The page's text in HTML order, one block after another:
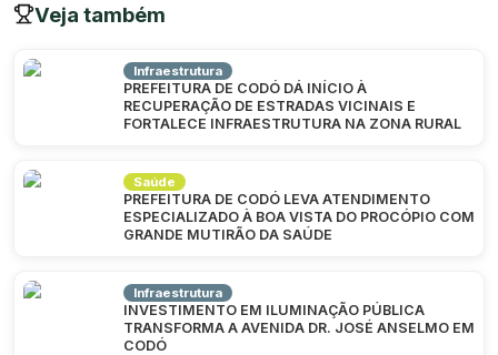
Veja também
Infraestrutura
PREFEITURA DE CODÓ DÁ INÍCIO À
RECUPERAÇÃO DE ESTRADAS VICINAIS E
FORTALECE INFRAESTRUTURA NA ZONA RURAL
Saúde
PREFEITURA DE CODÓ LEVA ATENDIMENTO
ESPECIALIZADO À BOA VISTA DO PROCÓPIO COM
GRANDE MUTIRÃO DA SAÚDE
Infraestrutura
INVESTIMENTO EM ILUMINAÇÃO PÚBLICA
TRANSFORMA A AVENIDA DR. JOSÉ ANSELMO EM
CODÓ